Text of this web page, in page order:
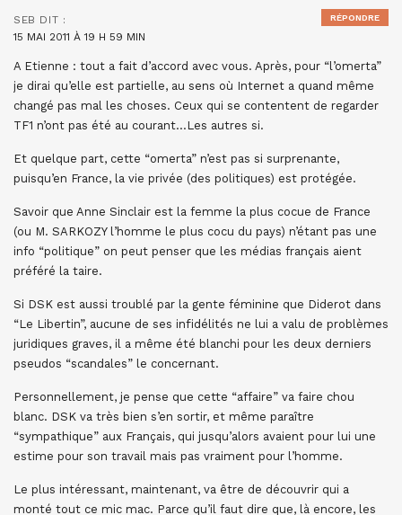
SEB DIT :
15 MAI 2011 À 19 H 59 MIN
A Etienne : tout a fait d’accord avec vous. Après, pour “l’omerta”
je dirai qu’elle est partielle, au sens où Internet a quand même
changé pas mal les choses. Ceux qui se contentent de regarder
TF1 n’ont pas été au courant…Les autres si.
Et quelque part, cette “omerta” n’est pas si surprenante,
puisqu’en France, la vie privée (des politiques) est protégée.
Savoir que Anne Sinclair est la femme la plus cocue de France
(ou M. SARKOZY l’homme le plus cocu du pays) n’étant pas une
info “politique” on peut penser que les médias français aient
préféré la taire.
Si DSK est aussi troublé par la gente féminine que Diderot dans
“Le Libertin”, aucune de ses infidélités ne lui a valu de problèmes
juridiques graves, il a même été blanchi pour les deux derniers
pseudos “scandales” le concernant.
Personnellement, je pense que cette “affaire” va faire chou
blanc. DSK va très bien s’en sortir, et même paraître
“sympathique” aux Français, qui jusqu’alors avaient pour lui une
estime pour son travail mais pas vraiment pour l’homme.
Le plus intéressant, maintenant, va être de découvrir qui a
monté tout ce mic mac. Parce qu’il faut dire que, là encore, les
RÉPONDRE